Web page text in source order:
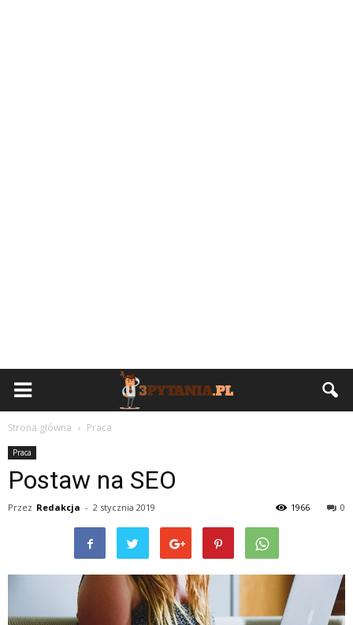
Strona główna Praca
Praca
Postaw na SEO
Przez Redakcja - 2 stycznia 2019 0
1966